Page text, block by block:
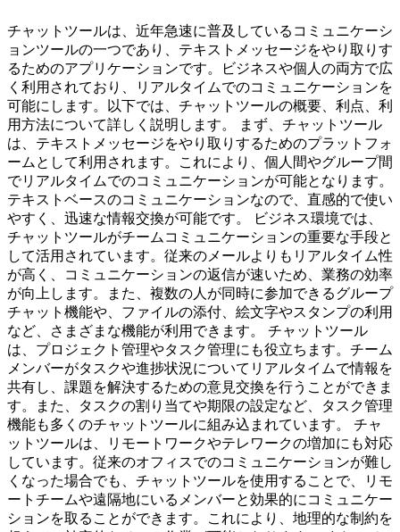
チャットツールは、近年急速に普及しているコミュニケーシ
ョンツールの一つであり、テキストメッセージをやり取りす
るためのアプリケーションです。ビジネスや個人の両方で広
く利用されており、リアルタイムでのコミュニケーションを
可能にします。以下では、チャットツールの概要、利点、利
用方法について詳しく説明します。 まず、チャットツール
は、テキストメッセージをやり取りするためのプラットフォ
ームとして利用されます。これにより、個人間やグループ間
でリアルタイムでのコミュニケーションが可能となります。
テキストベースのコミュニケーションなので、直感的で使い
やすく、迅速な情報交換が可能です。 ビジネス環境では、
チャットツールがチームコミュニケーションの重要な手段と
して活用されています。従来のメールよりもリアルタイム性
が高く、コミュニケーションの返信が速いため、業務の効率
が向上します。また、複数の人が同時に参加できるグループ
チャット機能や、ファイルの添付、絵文字やスタンプの利用
など、さまざまな機能が利用できます。 チャットツール
は、プロジェクト管理やタスク管理にも役立ちます。チーム
メンバーがタスクや進捗状況についてリアルタイムで情報を
共有し、課題を解決するための意見交換を行うことができま
す。また、タスクの割り当てや期限の設定など、タスク管理
機能も多くのチャットツールに組み込まれています。 チャ
ットツールは、リモートワークやテレワークの増加にも対応
しています。従来のオフィスでのコミュニケーションが難し
くなった場合でも、チャットツールを使用することで、リモ
ートチームや遠隔地にいるメンバーと効果的にコミュニケー
ションを取ることができます。これにより、地理的な制約を